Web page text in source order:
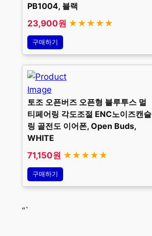
PB1004, 블랙
23,900원 ★★★★★
구매하기
토조 오픈버즈 오픈형 블루투스 멀
티페어링 각도조절 ENC노이즈캔슬
링 골전도 이어폰, Open Buds,
WHITE
71,150원 ★★★★★
구매하기
“`